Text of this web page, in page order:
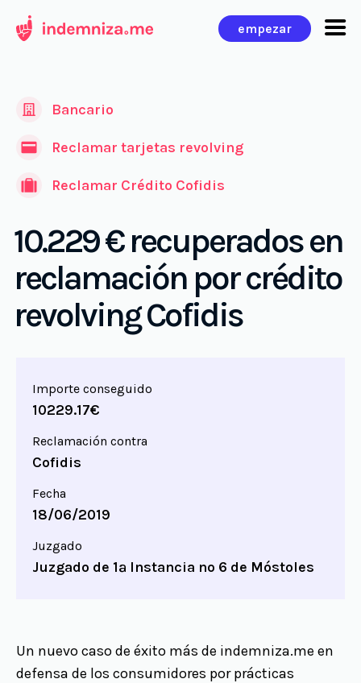
empezar
Bancario
Reclamar tarjetas revolving
Reclamar Crédito Cofidis
10.229 € recuperados en
reclamación por crédito
revolving Cofidis
Importe conseguido
10229.17€
Reclamación contra
Cofidis
Fecha
18/06/2019
Juzgado
Juzgado de 1ª Instancia nº 6 de Móstoles
Un nuevo caso de éxito más de indemniza.me en
defensa de los consumidores por prácticas